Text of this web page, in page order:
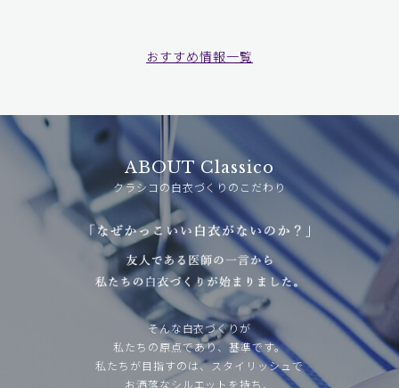
おすすめ情報一覧
ABOUT Classico
クラシコの白衣づくりのこだわり
そんな白衣づくりが
私たちの原点であり、基準です。
私たちが目指すのは、スタイリッシュで
お洒落なシルエットを持ち、